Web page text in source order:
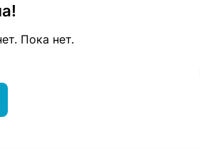
Пока нет.